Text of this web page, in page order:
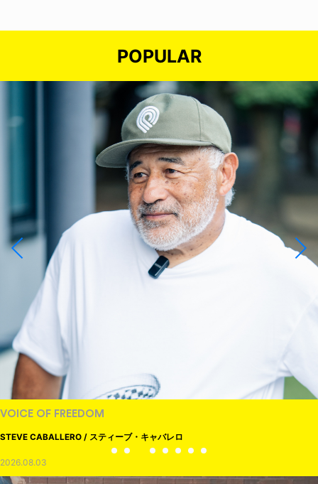
POPULAR
VOICE OF FREEDOM
STEVE CABALLERO / スティーブ・キャバレロ
2026.08.03